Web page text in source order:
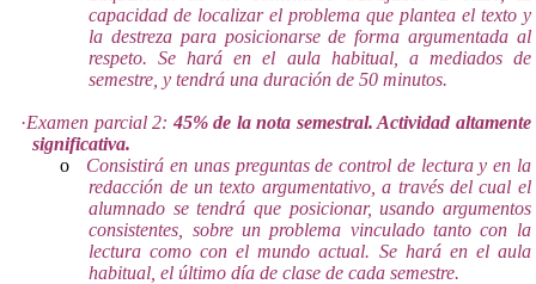
capacidad de localizar el problema que plantea el texto y
la destreza para posicionarse de forma argumentada al
respeto. Se hará en el aula habitual, a mediados de
semestre, y tendrá una duración de 50 minutos.
·Examen parcial 2: 45% de la nota semestral. Actividad altamente
significativa.
o
Consistirá en unas preguntas de control de lectura y en la
redacción de un texto argumentativo, a través del cual el
alumnado se tendrá que posicionar, usando argumentos
consistentes, sobre un problema vinculado tanto con la
lectura como con el mundo actual. Se hará en el aula
habitual, el último día de clase de cada semestre.